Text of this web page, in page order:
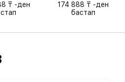
₸ -ден
174 888 ₸ -ден
бастап